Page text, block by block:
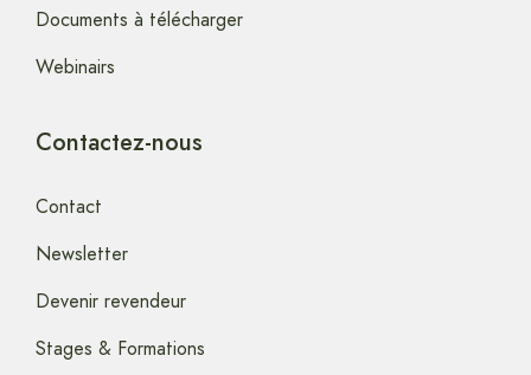
Documents à télécharger
Webinairs
Contactez-nous
Contact
Newsletter
Devenir revendeur
Stages & Formations